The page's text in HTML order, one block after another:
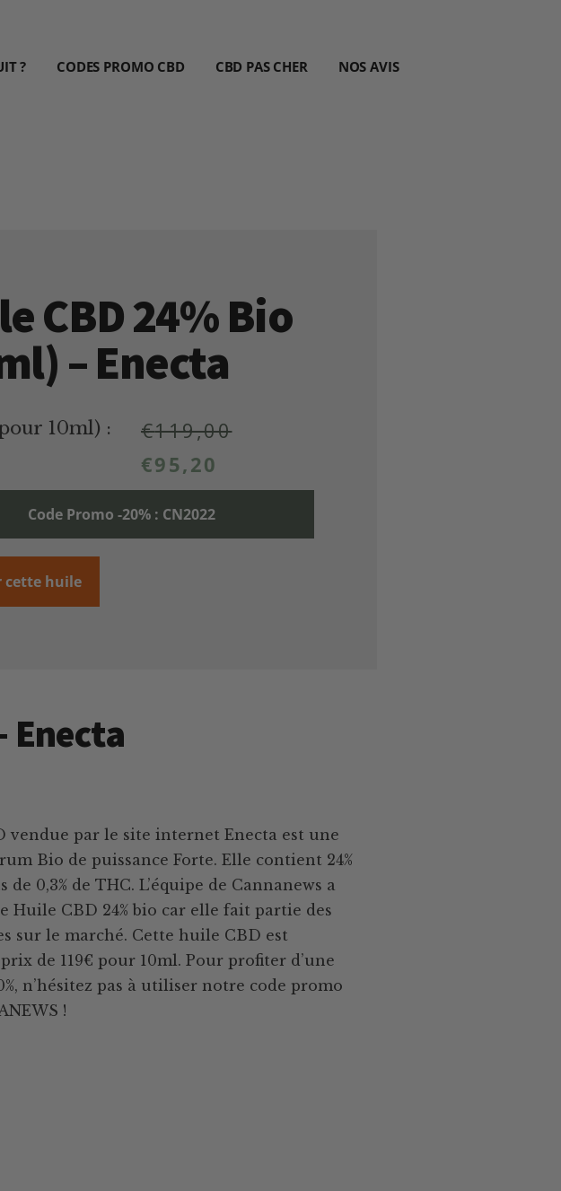
? CODES PROMO CBD CBD PAS CHER NOS AVIS
CBD 24% Bio
– Enecta
10ml) : €119,00
€95,20
Code Promo -20% : CN2022
cette huile
Enecta
vendue par le site internet Enecta est une
Bio de puissance Forte. Elle contient 24%
de 0,3% de THC. L’équipe de Cannanews a
Huile CBD 24% bio car elle fait partie des
sur le marché. Cette huile CBD est
de 119€ pour 10ml. Pour profiter d’une
n’hésitez pas à utiliser notre code promo
!